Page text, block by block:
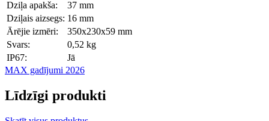
Dziļa apakša:
37 mm
Dziļais aizsegs: 16 mm
Ārējie izmēri:
350x230x59 mm
Svars:
0,52 kg
IP67:
Jā
MAX gadījumi 2026
Līdzīgi produkti